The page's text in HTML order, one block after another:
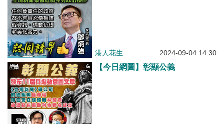
港人花生 2024-09-04 14:30
【今日網圖】彰顯公義